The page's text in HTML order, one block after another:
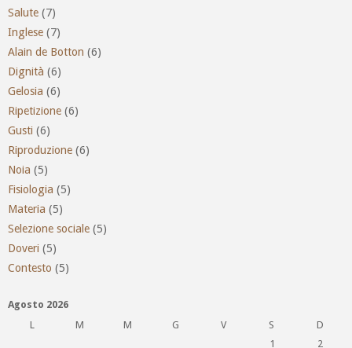
Salute (7)
Inglese (7)
Alain de Botton (6)
Dignità (6)
Gelosia (6)
Ripetizione (6)
Gusti (6)
Riproduzione (6)
Noia (5)
Fisiologia (5)
Materia (5)
Selezione sociale (5)
Doveri (5)
Contesto (5)
Agosto 2026
L
M M G V S
D
1
2